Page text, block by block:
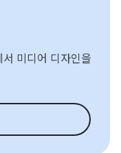
미디어 디자인을